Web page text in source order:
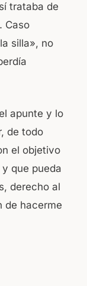
trataba de
Caso
silla», no
apunte y lo
de todo
el objetivo
que pueda
derecho al
de hacerme